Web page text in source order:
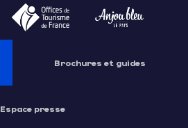
Brochures et guides
Espace presse